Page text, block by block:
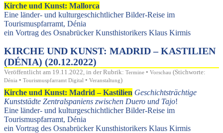
Kirche und Kunst: Mallorca
Eine länder- und kulturgeschichtlicher Bilder-Reise im
Tourismuspfarramt, Dénia
ein Vortrag des Osnabrücker Kunsthistorikers Klaus Kirmis
KIRCHE UND KUNST: MADRID – KASTILIEN
(DÉNIA) (20.12.2022)
Veröffentlicht am 19.11.2022, in der Rubrik: Termine • Vorschau (Stichworte:
Dénia • Tourismuspfarramt Digital • Veranstaltung)
Kirche und Kunst: Madrid – Kastilien Geschichtsträchtige
Kunststädte Zentralspaniens zwischen Duero und Tajo!
Eine länder- und kulturgeschichtlicher Bilder-Reise im
Tourismuspfarramt, Dénia
ein Vortrag des Osnabrücker Kunsthistorikers Klaus Kirmis